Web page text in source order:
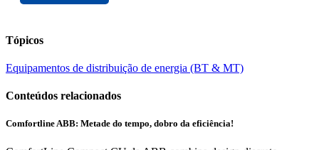
Tópicos
Equipamentos de distribuição de energia (BT & MT)
Conteúdos relacionados
Comfortline ABB: Metade do tempo, dobro da eficiência!